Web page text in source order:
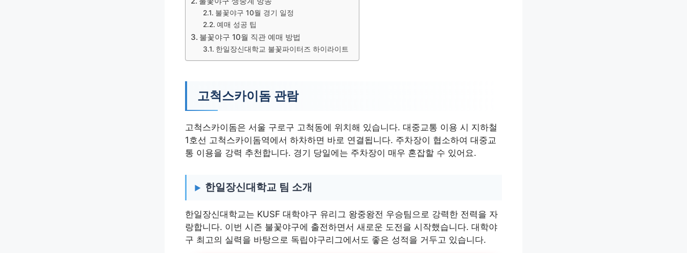
불꽃야구 10월 경기 일정
예매 성공 팁
불꽃야구 10월 직관 예매 방법
한일장신대학교 불꽃파이터즈 하이라이트
고척스카이돔 관람
고척스카이돔은 서울 구로구 고척동에 위치해 있습니다. 대중교통 이용 시 지하철
1호선 고척스카이돔역에서 하차하면 바로 연결됩니다. 주차장이 협소하여 대중교
통 이용을 강력 추천합니다. 경기 당일에는 주차장이 매우 혼잡할 수 있어요.
한일장신대학교 팀 소개
한일장신대학교는 KUSF 대학야구 유리그 왕중왕전 우승팀으로 강력한 전력을 자
랑합니다. 이번 시즌 불꽃야구에 출전하면서 새로운 도전을 시작했습니다. 대학야
구 최고의 실력을 바탕으로 독립야구리그에서도 좋은 성적을 거두고 있습니다.